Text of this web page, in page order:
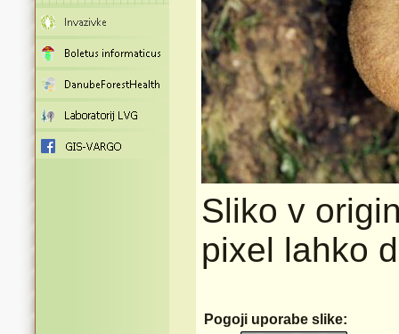
Sliko v
pixel lahko
Pogoji uporabe slike: